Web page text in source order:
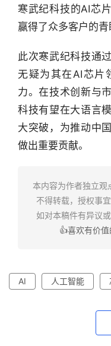
链
圈
寒武纪科技的AI芯
赢得了众多客户的青
此次寒武纪科技通
无疑为其在AI芯片
力。在技术创新与
科技有望在大语言
大突破，为推动中
做出重要贡献。
本内容为作者独立观
不得转载，授权事
如对本稿件有异议
👍喜欢有价
AI 人工智能